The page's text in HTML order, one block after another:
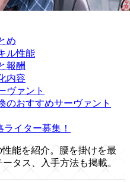
め
ル性能
報酬
内容
ヴァント
のおすすめサーヴァント
イター募集！
能を紹介。腰を掛けを最
タス、入手方法も掲載。